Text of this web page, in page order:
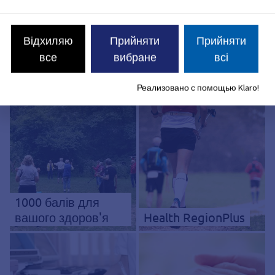
сайту 13 червня 2023 року.
Дізнайтеся більше про здоров'я
1000 балів для
вашого здоров'я
Health RegionPlus
Відхиляю
все
Прийняти
вибране
Прийняти
всі
Реализовано с помощью Klaro!